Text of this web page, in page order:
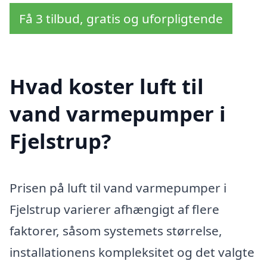
Få 3 tilbud, gratis og uforpligtende
Hvad koster luft til
vand varmepumper i
Fjelstrup?
Prisen på luft til vand varmepumper i
Fjelstrup varierer afhængigt af flere
faktorer, såsom systemets størrelse,
installationens kompleksitet og det valgte